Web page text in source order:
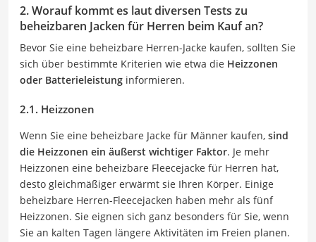
2. Worauf kommt es laut diversen Tests zu
beheizbaren Jacken für Herren beim Kauf an?
Bevor Sie eine beheizbare Herren-Jacke kaufen, sollten Sie
sich über bestimmte Kriterien wie etwa die Heizzonen
oder Batterieleistung informieren.
2.1. Heizzonen
Wenn Sie eine beheizbare Jacke für Männer kaufen, sind
die Heizzonen ein äußerst wichtiger Faktor. Je mehr
Heizzonen eine beheizbare Fleecejacke für Herren hat,
desto gleichmäßiger erwärmt sie Ihren Körper. Einige
beheizbare Herren-Fleecejacken haben mehr als fünf
Heizzonen. Sie eignen sich ganz besonders für Sie, wenn
Sie an kalten Tagen längere Aktivitäten im Freien planen.